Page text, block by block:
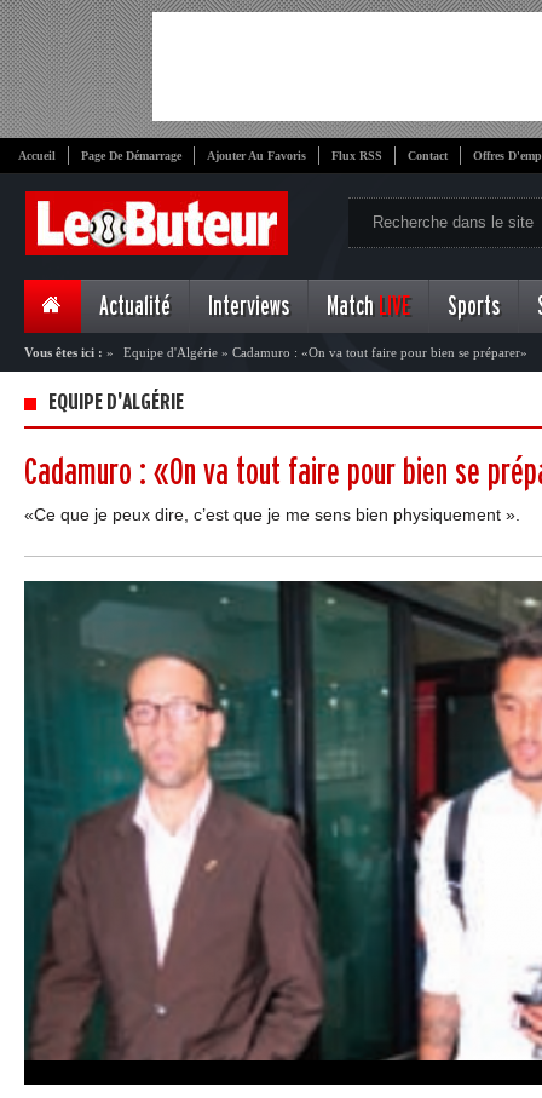
Accueil Page De Démarrage Ajouter Au Favoris Flux RSS Contact Offres
Actualité Interviews Match LIVE Sports
Vous êtes ici : » Equipe d'Algérie » Cadamuro : «On va tout faire pour bien se préparer»
EQUIPE D'ALGÉRIE
Cadamuro : «On va tout faire pour bien se
«Ce que je peux dire, c’est que je me sens bien physiquement ».